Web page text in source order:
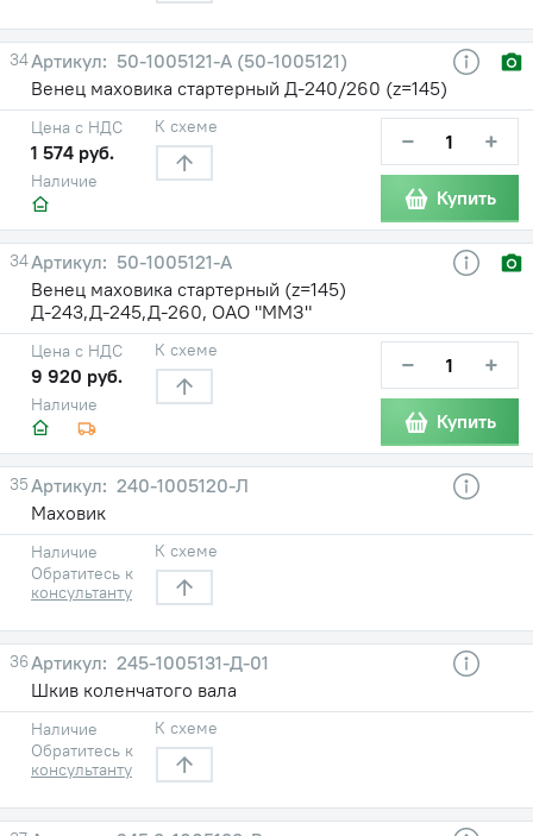
34
50-1005121-А (50-1005121)
Венец маховика стартерный Д-240/260 (z=145)
Наличие
Цена с НДС
1 574 руб.
К схеме − +
Купить
34
50-1005121-А
Венец маховика стартерный (z=145)
Д-243,Д-245,Д-260, ОАО "ММЗ"
Наличие
Цена с НДС
9 920 руб.
К схеме − +
Купить
35
240-1005120-Л
Маховик
Наличие
Обратитесь к
консультанту
К схеме
36
245-1005131-Д-01
Шкив коленчатого вала
Наличие
Обратитесь к
консультанту
К схеме